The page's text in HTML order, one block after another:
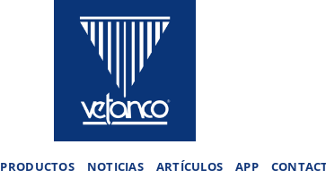
PRODUCTOS NOTICIAS ARTÍCULOS APP